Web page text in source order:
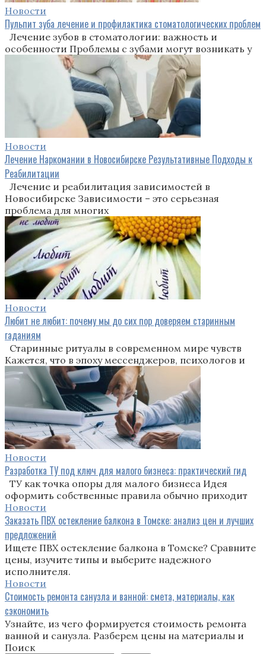
Новости
Пульпит зуба лечение и профилактика стоматологических проблем
Лечение зубов в стоматологии: важность и
особенности Проблемы с зубами могут возникать у
Новости
Лечение Наркомании в Новосибирске Результативные Подходы к
Реабилитации
Лечение и реабилитация зависимостей в
Новосибирске Зависимости – это серьезная
проблема для многих
Новости
Любит не любит: почему мы до сих пор доверяем старинным
гаданиям
Старинные ритуалы в современном мире чувств
Кажется, что в эпоху мессенджеров, психологов и
Новости
Разработка ТУ под ключ для малого бизнеса: практический гид
ТУ как точка опоры для малого бизнеса Идея
оформить собственные правила обычно приходит
Новости
Заказать ПВХ остекление балкона в Томске: анализ цен и лучших
предложений
Ищете ПВХ остекление балкона в Томске? Сравните
цены, изучите типы и выберите надежного
исполнителя.
Новости
Стоимость ремонта санузла и ванной: смета, материалы, как
сэкономить
Узнайте, из чего формируется стоимость ремонта
ванной и санузла. Разберем цены на материалы и
Поиск